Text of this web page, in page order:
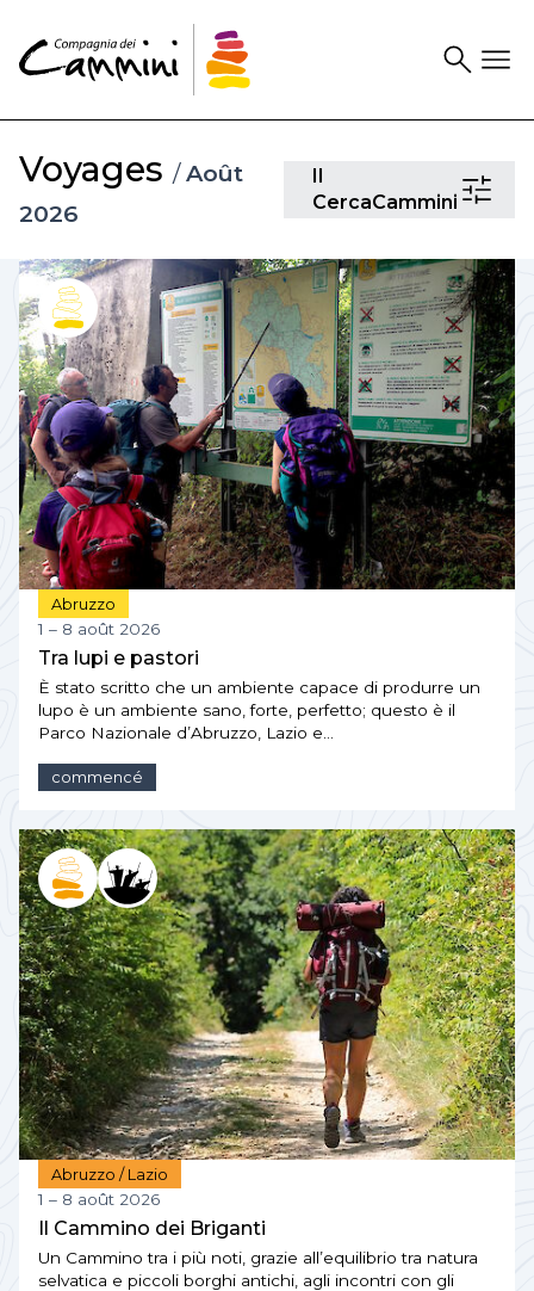
SearchDrawer
Voyages /Août
2026
Il
CercaCammini
Il
Abruzzo
1 – 8 août 2026
Tra lupi e pastori
È stato scritto che un ambiente capace di produrre un
lupo è un ambiente sano, forte, perfetto; questo è il
Parco Nazionale d’Abruzzo, Lazio e…
commencé
Abruzzo / Lazio
1 – 8 août 2026
Il Cammino dei Briganti
Un Cammino tra i più noti, grazie all’equilibrio tra natura
selvatica e piccoli borghi antichi, agli incontri con gli